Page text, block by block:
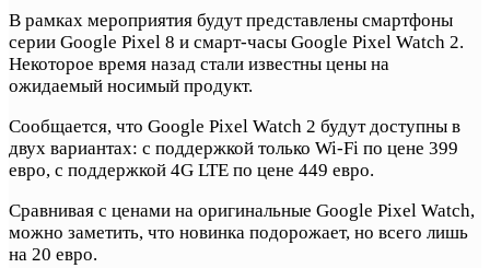
В рамках мероприятия будут представлены смартфоны
серии Google Pixel 8 и смарт-часы Google Pixel Watch 2.
Некоторое время назад стали известны цены на
ожидаемый носимый продукт.
Сообщается, что Google Pixel Watch 2 будут доступны в
двух вариантах: с поддержкой только Wi-Fi по цене 399
евро, с поддержкой 4G LTE по цене 449 евро.
Сравнивая с ценами на оригинальные Google Pixel Watch,
можно заметить, что новинка подорожает, но всего лишь
на 20 евро.